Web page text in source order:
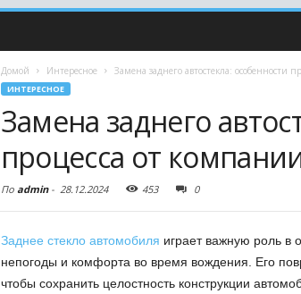
Домой Интересное Замена заднего автостекла: особенности
ИНТЕРЕСНОЕ
Замена заднего
процесса от
По admin- 28.12.2024 453 0
Заднее стекло автомобиля играет важную роль в
непогоды и комфорта во время вождения. Его
чтобы сохранить целостность конструкции